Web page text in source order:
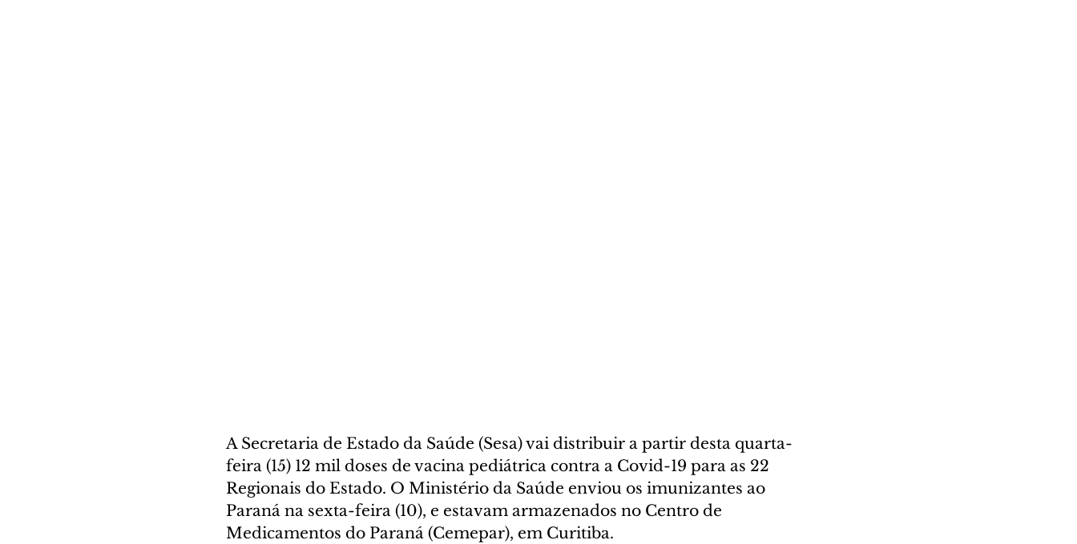
A Secretaria de Estado da Saúde (Sesa) vai distribuir a partir desta quarta-
feira (15) 12 mil doses de vacina pediátrica contra a Covid-19 para as 22
Regionais do Estado. O Ministério da Saúde enviou os imunizantes ao
Paraná na sexta-feira (10), e estavam armazenados no Centro de
Medicamentos do Paraná (Cemepar), em Curitiba.